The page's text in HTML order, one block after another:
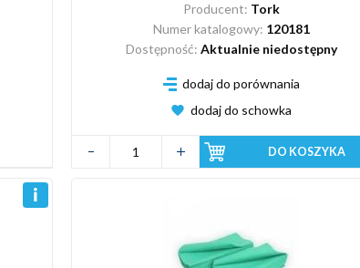
Producent: Tork
Numer katalogowy: 120181
Dostępność: Aktualnie niedostępny
dodaj do porównania
dodaj do schowka
DO KOSZYKA